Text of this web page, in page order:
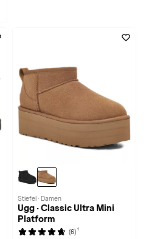
Stiefel · Damen
Ugg · Classic Ultra Mini
Platform
(6) 1